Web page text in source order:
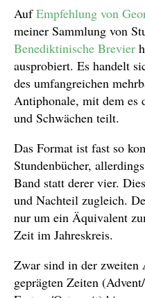
AufEmpfehlung von
meiner Sammlung von
Benediktinische Brevier
ausprobiert. Es handelt
des umfangreichen
Antiphonale, mit dem es
und Schwächen teilt.
Das Format ist fast so
Stundenbücher,
Band statt derer vier.
und Nachteil zugleich.
nur um ein Äquivalent
Zeit im Jahreskreis.
Zwar sind in der zweiten
geprägten Zeiten